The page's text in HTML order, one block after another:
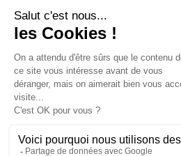
Contactez-nous
SUIVEZ-NOUS
Facebook
X YouTube